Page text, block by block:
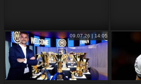
09.07.26 | 14:05